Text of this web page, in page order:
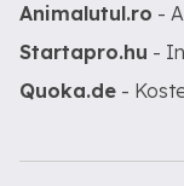
Animalutul.ro -
Startapro.hu -
Quoka.de -